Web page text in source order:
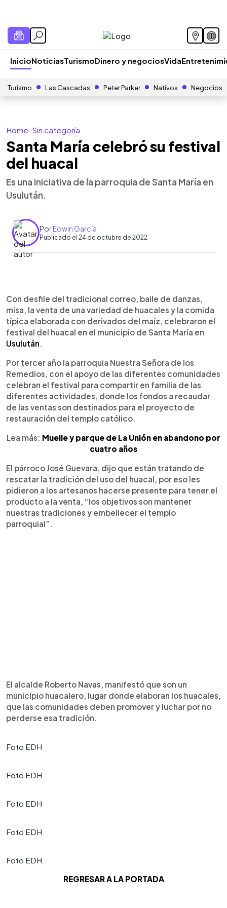
InicioNoticiasTurismoDinero y negociosVida
Turismo Las Cascadas Peter Parker Nativos Negocios
Home-Sin categoría
Santa María celebró su festival
del huacal
Es una iniciativa de la parroquia de Santa María en
Usulután.
PorEdwin García
Publicado el 24 de octubre de 2022
Escuchar artículo
Con desfile del tradicional correo, baile de danzas,
misa, la venta de una variedad de huacales y la comida
típica elaborada con derivados del maíz, celebraron el
festival del huacal en el municipio de Santa María en
Usulután.
Por tercer año la parroquia Nuestra Señora de los
Remedios, con el apoyo de las diferentes comunidades
celebran el festival para compartir en familia de las
diferentes actividades, donde los fondos a recaudar
de las ventas son destinados para el proyecto de
restauración del templo católico.
Lea más: Muelle y parque de La Unión en abandono por
cuatro años
El párroco José Guevara, dijo que están tratando de
rescatar la tradición del uso del huacal, por eso les
pidieron a los artesanos hacerse presente para tener el
producto a la venta, “los objetivos son mantener
nuestras tradiciones y embellecer el templo
parroquial”.
El alcalde Roberto Navas, manifestó que son un
municipio huacalero, lugar donde elaboran los huacales,
que las comunidades deben promover y luchar por no
perderse esa tradición.
Foto EDH
Foto EDH
Foto EDH
Foto EDH
Foto EDH
REGRESAR A LA PORTADA